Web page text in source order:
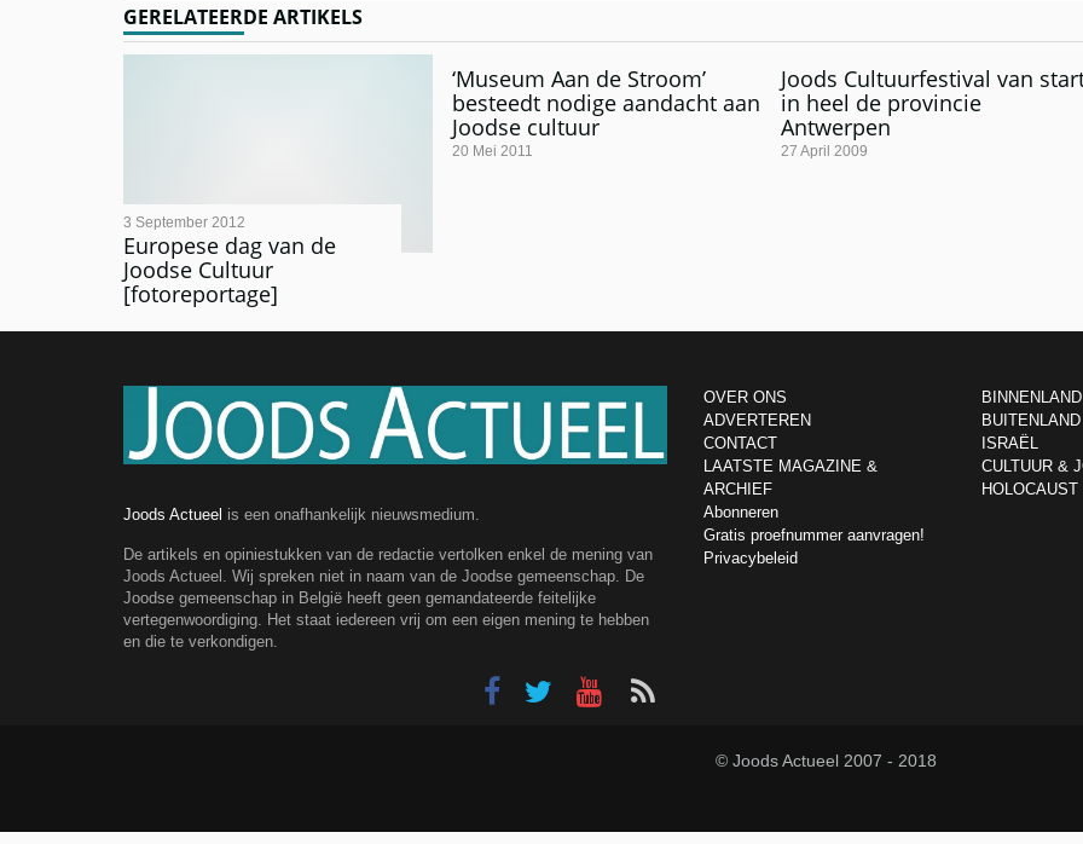
GERELATEERDE ARTIKELS
Europese dag van de
Joodse Cultuur
[fotoreportage]
3 September 2012
‘Museum Aan de Stroom’
besteedt nodige aandacht aan
Joodse cultuur
20 Mei 2011
Joods Cultuurfestival van
in heel de provincie
Antwerpen
27 April 2009
Joods Actueel is een onafhankelijk nieuwsmedium.
De artikels en opiniestukken van de redactie vertolken enkel de mening van
Joods Actueel. Wij spreken niet in naam van de Joodse gemeenschap. De
Joodse gemeenschap in België heeft geen gemandateerde feitelijke
vertegenwoordiging. Het staat iedereen vrij om een eigen mening te hebben
en die te verkondigen.
OVER ONS
ADVERTEREN
CONTACT
LAATSTE MAGAZINE &
ARCHIEF
Abonneren
Gratis proefnummer aanvragen!
Privacybeleid
BINNENLAND
BUITENLAND
ISRAËL
CULTUUR &
HOLOCAUST
© Joods Actueel 2007 - 2018